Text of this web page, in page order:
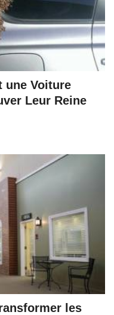
une Voiture
Leur Reine
les